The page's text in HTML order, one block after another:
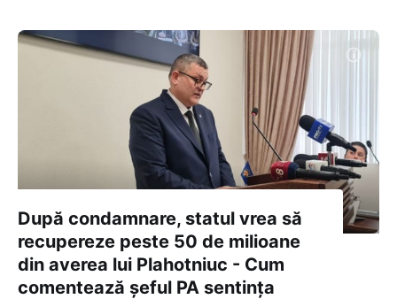
După condamnare, statul vrea să
recupereze peste 50 de milioane
din averea lui Plahotniuc - Cum
comentează șeful PA sentința